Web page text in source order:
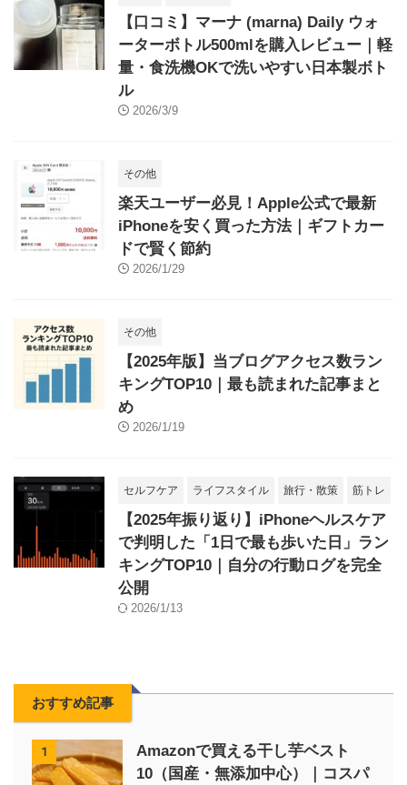
【口コミ】マーナ (marna) Daily ウォ
ーターボトル500mlを購入レビュー｜軽
量・食洗機OKで洗いやすい日本製ボト
ル
2026/3/9
その他
楽天ユーザー必見！Apple公式で最新
iPhoneを安く買った方法｜ギフトカー
ドで賢く節約
2026/1/29
その他
【2025年版】当ブログアクセス数ラン
キングTOP10｜最も読まれた記事まと
め
2026/1/19
セルフケア ライフスタイル 旅行・散策 筋トレ
【2025年振り返り】iPhoneヘルスケア
で判明した「1日で最も歩いた日」ラン
キングTOP10｜自分の行動ログを完全
公開
2026/1/13
おすすめ記事
1
Amazonで買える干し芋ベスト
10（国産・無添加中心）｜コスパ